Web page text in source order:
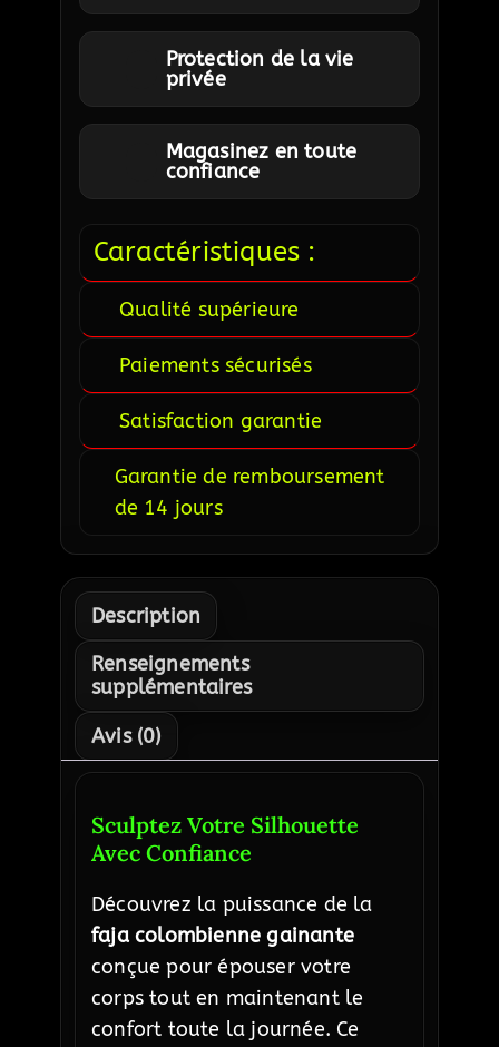
Protection de la vie
privée
Magasinez en toute
confiance
Caractéristiques :
Qualité supérieure
Paiements sécurisés
Satisfaction garantie
Garantie de remboursement
de 14 jours
Description
Renseignements
supplémentaires
Avis (0)
Sculptez Votre Silhouette
Avec Confiance
Découvrez la puissance de la
faja colombienne gainante
conçue pour épouser votre
corps tout en maintenant le
confort toute la journée. Ce